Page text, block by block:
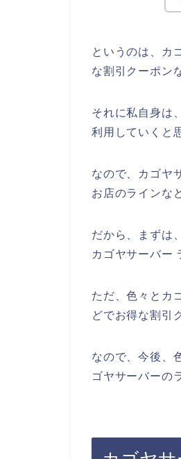
というのは、カ
な割引クーポン
それに私自身は
利用していくと
なので、カゴヤ
お店のラインな
だから、まずは
カゴヤサーバー
ただ、色々とカ
どでお得な割引
なので、今後、
ゴヤサーバーの